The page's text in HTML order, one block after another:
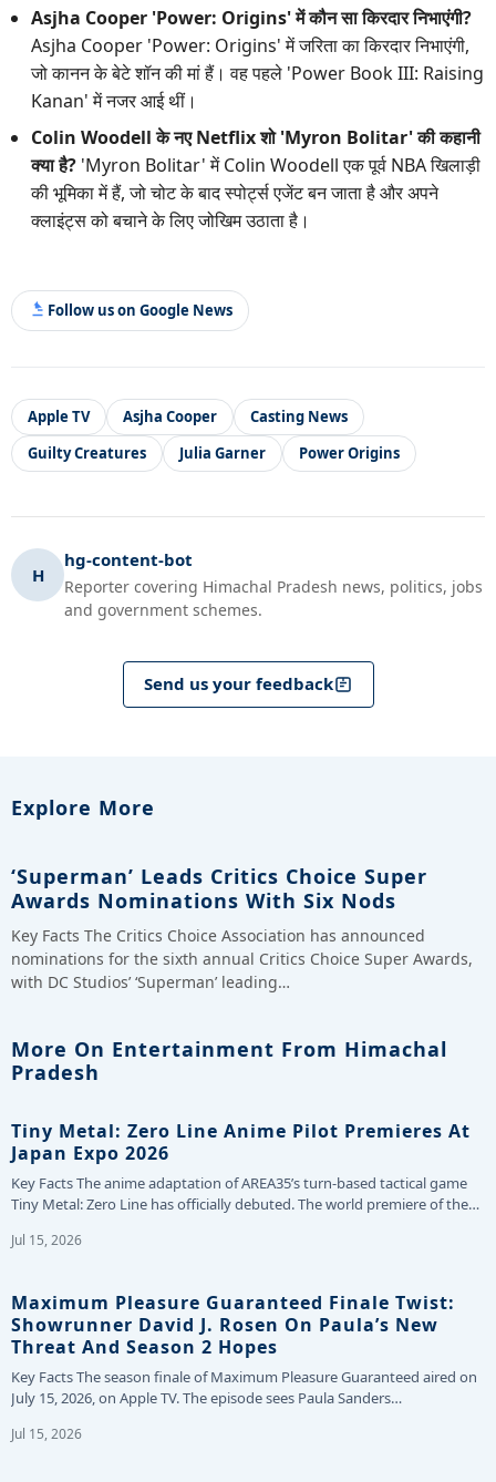
Asjha Cooper 'Power: Origins' में कौन सा किरदार निभाएंगी?
Asjha Cooper 'Power: Origins' में जरिता का किरदार निभाएंगी,
जो कानन के बेटे शॉन की मां हैं। वह पहले 'Power Book III: Raising
Kanan' में नजर आई थीं।
Colin Woodell के नए Netflix शो 'Myron Bolitar' की कहानी
क्या है? 'Myron Bolitar' में Colin Woodell एक पूर्व NBA खिलाड़ी
की भूमिका में हैं, जो चोट के बाद स्पोर्ट्स एजेंट बन जाता है और अपने
क्लाइंट्स को बचाने के लिए जोखिम उठाता है।
Follow us on Google News
Apple TV Asjha Cooper
Casting News
Guilty Creatures
Julia Garner Power Origins
H
hg-content-bot
Reporter covering Himachal Pradesh news, politics, jobs
and government schemes.
Send us your feedback
Explore More
‘Superman’ Leads Critics Choice Super
Awards Nominations With Six Nods
Key Facts The Critics Choice Association has announced
nominations for the sixth annual Critics Choice Super Awards,
with DC Studios’ ‘Superman’ leading…
More On Entertainment From Himachal
Pradesh
Tiny Metal: Zero Line Anime Pilot Premieres At
Japan Expo 2026
Key Facts The anime adaptation of AREA35’s turn-based tactical game
Tiny Metal: Zero Line has officially debuted. The world premiere of the…
Jul 15, 2026
Maximum Pleasure Guaranteed Finale Twist:
Showrunner David J. Rosen On Paula’s New
Threat And Season 2 Hopes
Key Facts The season finale of Maximum Pleasure Guaranteed aired on
July 15, 2026, on Apple TV. The episode sees Paula Sanders…
Jul 15, 2026